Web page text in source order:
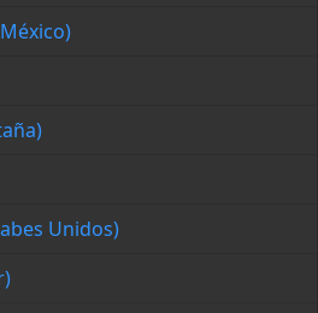
Unidos)